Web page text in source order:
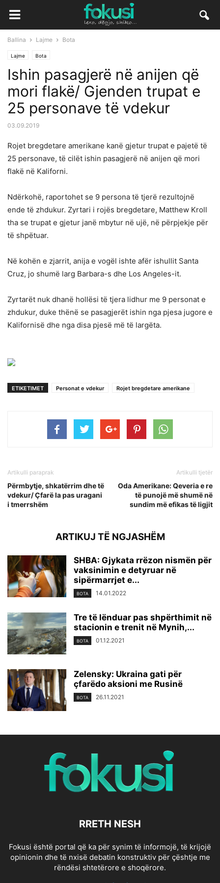
Ballina Lajme Bota
Lajme Bota
Ishin pasagjerë në anijen që
mori flakë/ Gjenden trupat e
25 personave të vdekur
03.09.2019
Rojet bregdetare amerikane kanë gjetur trupat e pajetë të
25 personave, të cilët ishin pasagjerë në anijen që mori
flakë në Kaliforni.
Ndërkohë, raportohet se 9 persona të tjerë rezultojnë
ende të zhdukur. Zyrtari i rojës bregdetare, Matthew Kroll
tha se trupat e gjetur janë mbytur në ujë, në përpjekje për
të shpëtuar.
Në kohën e zjarrit, anija e vogël ishte afër ishullit Santa
Cruz, jo shumë larg Barbara-s dhe Los Angeles-it.
Zyrtarët nuk dhanë hollësi të tjera lidhur me 9 personat e
zhdukur, duke thënë se pasagjerët ishin nga pjesa jugore e
Kalifornisë dhe nga disa pjesë më të largëta.
ETIKETIMET Personat e vdekur Rojet bregdetare amerikane
Artikulli paraprak
Përmbytje, shkatërrim dhe të
vdekur/ Çfarë la pas uragani
i tmerrshëm
Artikulli tjetër
Oda Amerikane: Qeveria e re
të punojë më shumë në
sundim më efikas të ligjit
ARTIKUJ TË NGJASHËM
SHBA: Gjykata rrëzon nismën për
vaksinimin e detyruar në
sipërmarrjet e...
BOTA 14.01.2022
Tre të lënduar pas shpërthimit në
stacionin e trenit në Mynih,...
BOTA 01.12.2021
Zelensky: Ukraina gati për
çfarëdo aksioni me Rusinë
BOTA 26.11.2021
RRETH NESH
Fokusi është portal që ka për synim të informojë, të krijojë
opinionin dhe të nxisë debatin konstruktiv për çështje me
rëndësi shtetërore e shoqërore.